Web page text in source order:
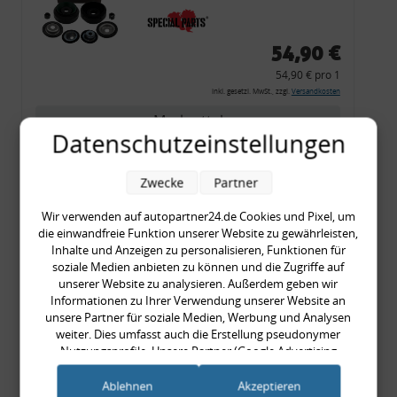
54,90 €
54,90 € pro 1
inkl. gesetzl. MwSt., zzgl. Versandkosten
Merkzettel
Zum Artikel
Rückleuchtenband mit
Blinker, rot, US-Ecken,
Audi 80 Cabrio, Typ 89,
OE-Nr.: 8G0945225 +
8G0945225C
999,99 €
999,99 € pro 1
Datenschutzeinstellungen
Wir verwenden auf autopartner24.de Cookies und Pixel, um
die einwandfreie Funktion unserer Website zu gewährleisten,
Inhalte und Anzeigen zu personalisieren, Funktionen für
soziale Medien anbieten zu können und die Zugriffe auf
unserer Website zu analysieren. Außerdem geben wir
Informationen zu Ihrer Verwendung unserer Website an
unsere Partner für soziale Medien, Werbung und Analysen
weiter. Dies umfasst auch die Erstellung pseudonymer
Nutzungsprofile. Unsere Partner (Google Advertising
Products) führen diese Informationen möglicherweise mit
weiteren Daten zusammen, die Sie ihnen bereitgestellt haben
Zwecke Partner
Ablehnen Akzeptieren